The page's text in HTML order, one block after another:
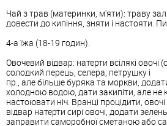
Чай з трав (материнки, м'яти): траву
довести до кипіння, зняти і настояти.
4-а їжа (18-19 годин).
Овочевий відвар: натерти всілякі овочі
солодкий перець, селера, петрушку і
пр., але більше буряка та моркви,
холодною водою, дати закипіти, але не
настоювати ніч. Вранці процідити,
відвар натерти сирі овочі, додати
заправити саморобної сметаною або